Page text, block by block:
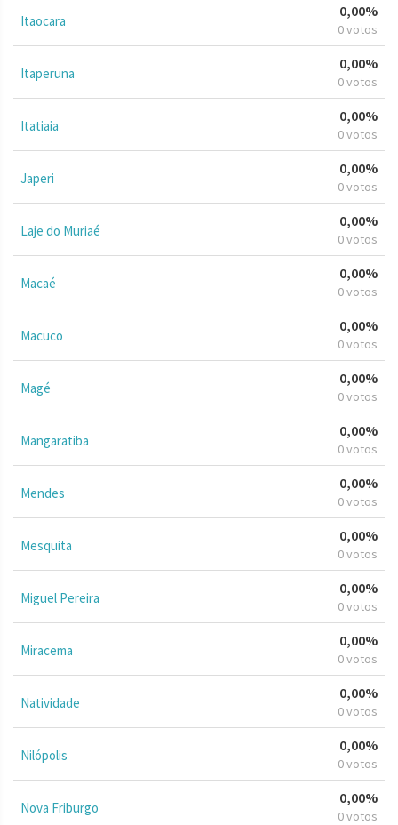
Itaocara
0,00%
0 votos
Itaperuna
0,00%
0 votos
Itatiaia
0,00%
0 votos
Japeri
0,00%
0 votos
Laje do Muriaé
0,00%
0 votos
Macaé
0,00%
0 votos
Macuco
0,00%
0 votos
Magé
0,00%
0 votos
Mangaratiba
0,00%
0 votos
Mendes
0,00%
0 votos
Mesquita
0,00%
0 votos
Miguel Pereira
0,00%
0 votos
Miracema
0,00%
0 votos
Natividade
0,00%
0 votos
Nilópolis
0,00%
0 votos
Nova Friburgo
0,00%
0 votos